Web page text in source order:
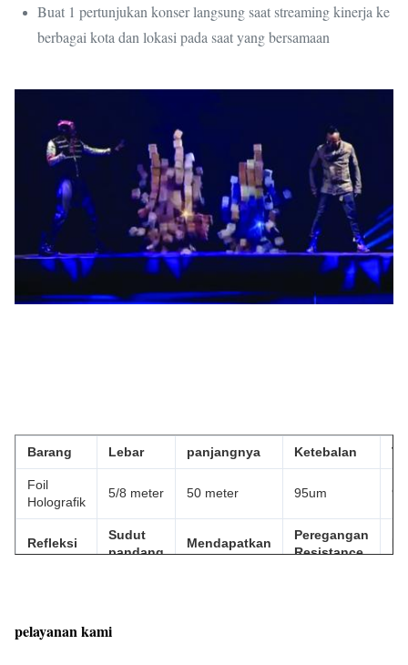
Buat 1 pertunjukan konser langsung saat streaming kinerja ke
berbagai kota dan lokasi pada saat yang bersamaan
Barang Lebar panjangnya Ketebalan
Foil
Holografik
5/8 meter 50 meter 95um
Refleksi
Sudut
pandang
Mendapatkan
Peregangan
Resistance
pelayanan kami